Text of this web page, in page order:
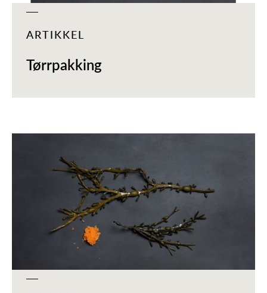
ARTIKKEL
Tørrpakking